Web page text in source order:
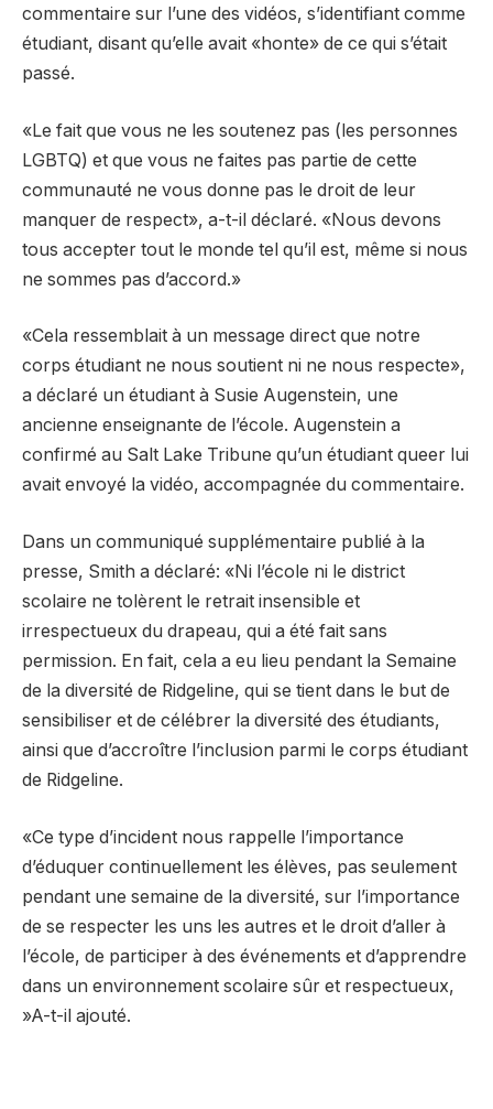
commentaire sur l’une des vidéos, s’identifiant comme
étudiant, disant qu’elle avait «honte» de ce qui s’était
passé.
«Le fait que vous ne les soutenez pas (les personnes
LGBTQ) et que vous ne faites pas partie de cette
communauté ne vous donne pas le droit de leur
manquer de respect», a-t-il déclaré. «Nous devons
tous accepter tout le monde tel qu’il est, même si nous
ne sommes pas d’accord.»
«Cela ressemblait à un message direct que notre
corps étudiant ne nous soutient ni ne nous respecte»,
a déclaré un étudiant à Susie Augenstein, une
ancienne enseignante de l’école. Augenstein a
confirmé au Salt Lake Tribune qu’un étudiant queer lui
avait envoyé la vidéo, accompagnée du commentaire.
Dans un communiqué supplémentaire publié à la
presse, Smith a déclaré: «Ni l’école ni le district
scolaire ne tolèrent le retrait insensible et
irrespectueux du drapeau, qui a été fait sans
permission. En fait, cela a eu lieu pendant la Semaine
de la diversité de Ridgeline, qui se tient dans le but de
sensibiliser et de célébrer la diversité des étudiants,
ainsi que d’accroître l’inclusion parmi le corps étudiant
de Ridgeline.
«Ce type d’incident nous rappelle l’importance
d’éduquer continuellement les élèves, pas seulement
pendant une semaine de la diversité, sur l’importance
de se respecter les uns les autres et le droit d’aller à
l’école, de participer à des événements et d’apprendre
dans un environnement scolaire sûr et respectueux,
»A-t-il ajouté.